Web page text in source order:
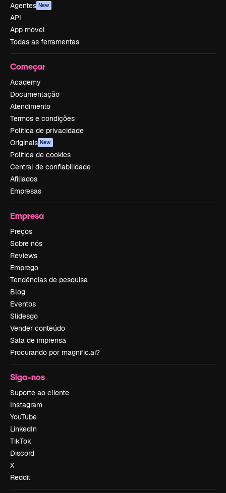
Agentes New
API
App móvel
Todas as ferramentas
Começar
Academy
Documentação
Atendimento
Termos e condições
Política de privacidade
Originais New
Política de cookies
Central de confiabilidade
Afiliados
Empresas
Empresa
Preços
Sobre nós
Reviews
Emprego
Tendências de pesquisa
Blog
Eventos
Slidesgo
Vender conteúdo
Sala de imprensa
Procurando por magnific.ai?
Siga-nos
Suporte ao cliente
Instagram
YouTube
LinkedIn
TikTok
Discord
X
Reddit